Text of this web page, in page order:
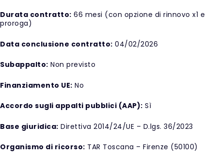
Durata contratto: 66 mesi (con opzione di rinnovo x1 e
proroga)
Data conclusione contratto: 04/02/2026
Subappalto: Non previsto
Finanziamento UE: No
Accordo sugli appalti pubblici (AAP): Sì
Base giuridica: Direttiva 2014/24/UE – D.lgs. 36/2023
Organismo di ricorso: TAR Toscana – Firenze (50100)